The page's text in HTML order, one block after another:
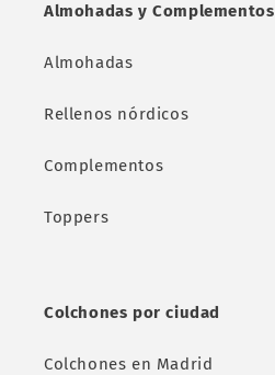
Almohadas y Complementos
Almohadas
Rellenos nórdicos
Complementos
Toppers
Colchones por ciudad
Colchones en Madrid